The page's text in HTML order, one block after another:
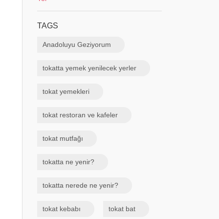
TAGS
Anadoluyu Geziyorum
tokatta yemek yenilecek yerler
tokat yemekleri
tokat restoran ve kafeler
tokat mutfağı
tokatta ne yenir?
tokatta nerede ne yenir?
tokat kebabı tokat bat